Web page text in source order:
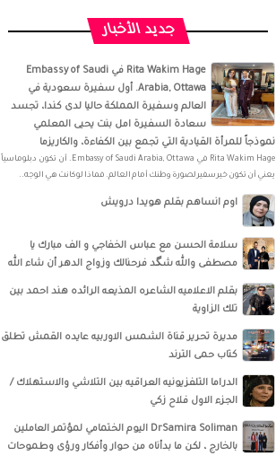
جديد الأخبار
‏‎Rita Wakim Hage‎‏ في ‏‎Embassy of Saudi
Arabia, Ottawa‎‏. أول سفيرة سعودية في
العالم وسفيرة المملكة حاليا لدى كندا، تجسد
سعادة السفيرة امل بنت يحيى المعلمي
نموذجاً للمرأة القيادية التي تجمع بين الكفاءة، والكاريزما
‏‎Rita Wakim Hage‎‏ في ‏‎Embassy of Saudi Arabia, Ottawa‎‏. أن تكون دبلوماسياً
يعني أن تكون خير سفير لصورة وطنك أمام العالم. فماذا لو كانت هي الوجه..
اوم انساهم بقلم هويدا درويش
سلامة الحسن‏ مع ‏عباس الخفاجي‏ و‏ الف مبارك يا
مصطفى والله شگد فرحنالك وزواج الدهر أن شاء الله
بقلم الاعلاميه الشاعره المذيعه الرائده هند احمد بين
تلك الزاوية
مديرة تحرير قناة الشمس الاوربيه عايده القمش تطلق
كتاب حمى الترند
الدراما التلفزيونيه العراقيه بين التلاشي والاستهلاك /
الجزء الاول فلاح زكي
DrSamira Soliman اليوم الختمامي لمؤتمر العاملين
بالخارج ، لكن ما بدأناه من حوار وأفكار ورؤى وطموحات